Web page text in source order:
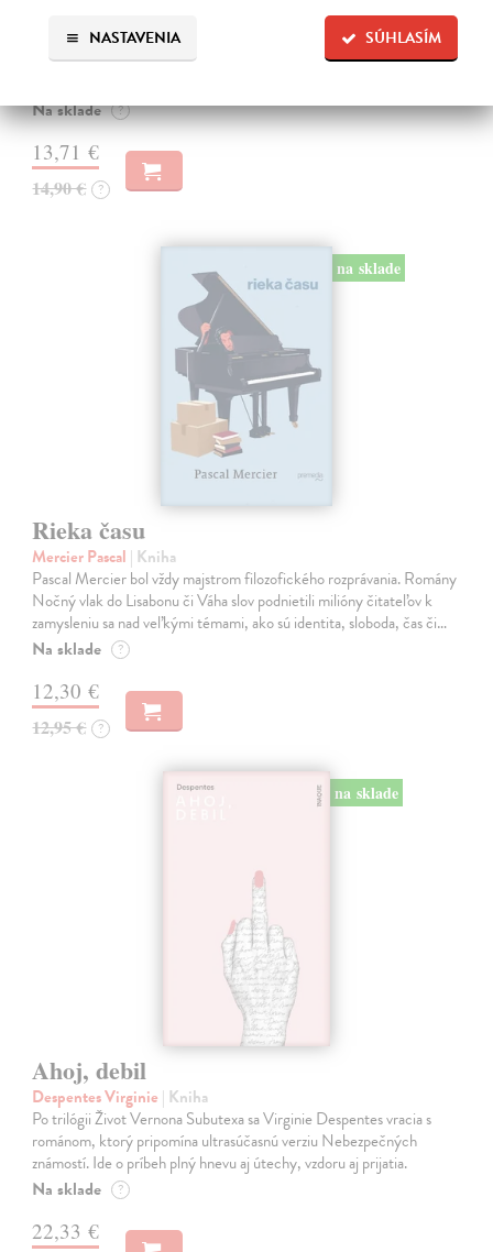
SÚHLASÍM
NASTAVENIA
Dvadsaťpäťročná Takako si žila pomerne bezstarostne až do dňa, keď
jej priateľ Hideaki, za ktorého sa chcela vydať, len tak mimochodom
Na sklade ?
13,71 €
14,90 € ?
na sklade
Rieka času
Mercier Pascal | Kniha
Pascal Mercier bol vždy majstrom filozofického rozprávania. Romány
Nočný vlak do Lisabonu či Váha slov podnietili milióny čitateľov k
zamysleniu sa nad veľkými témami, ako sú identita, sloboda, čas či…
Na sklade ?
12,30 €
12,95 € ?
na sklade
Ahoj, debil
Despentes Virginie | Kniha
Po trilógii Život Vernona Subutexa sa Virginie Despentes vracia s
románom, ktorý pripomína ultrasúčasnú verziu Nebezpečných
známostí. Ide o príbeh plný hnevu aj útechy, vzdoru aj prijatia.
Na sklade ?
22,33 €